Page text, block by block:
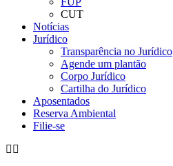
CUT
Notícias
Jurídico
Transparência no Jurídico
Agende um plantão
Corpo Jurídico
Cartilha do Jurídico
Aposentados
Reserva Ambiental
Filie-se